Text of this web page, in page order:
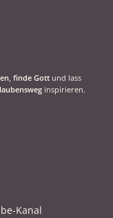
, finde Gottund lass
inspirieren.
Kanal